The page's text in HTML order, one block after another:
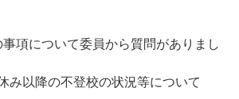
ついて委員から質問がありまし
不登校の状況等について